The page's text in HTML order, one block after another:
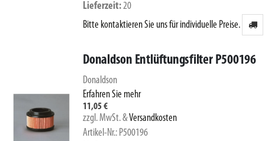
Lieferzeit 20
Bitte kontaktieren Sie uns für individuelle Preise.
Donaldson Entlüftungsfilter P500196
Donaldson
Erfahren Sie mehr
11,05 €
zzgl. MwSt.&Versandkosten
Artikel-Nr.: P500196